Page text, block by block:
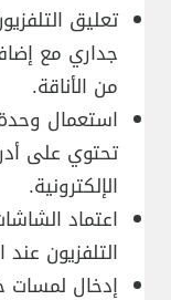
تعليق
جداري مع
من الأناقة.
استعمال
تحتوي على
الإلكترونية.
اعتماد
التلفزيون عند
إدخال